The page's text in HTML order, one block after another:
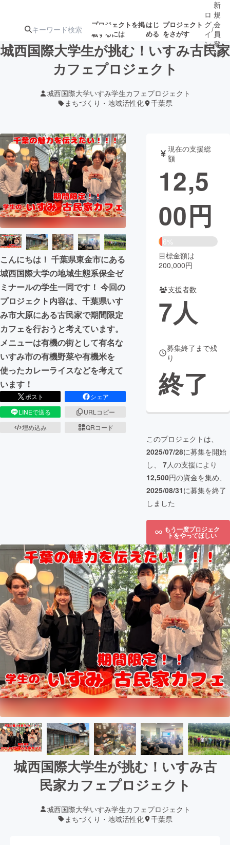
プロジェクトを掲
載するには
はじ
める
プロジェクト
をさがす
注目のリ
ターン
注目の新着プロ
ジェクト
募集終了が近いプ
ロジェクト
されます
アート・写真
テクノロジー・ガジェット
映像・映画 書籍・雑誌
ビジネス・起業
まちづくり・地域活性化
CAMPFIRE for Social Good
CAMPFIREふるさと納税machi-ya コミュニティ
ロ
グ
イ
ン
/
新
規
会
員
登
録
城西国際大学生が挑む！いすみ古民家
カフェプロジェクト
城西国際大学いすみ学生カフェプロジェクト
まちづくり・地域活性化
千葉県
こんにちは！ 千葉県東金市にある
城西国際大学の地域生態系保全ゼ
ミナールの学生一同です！ 今回の
プロジェクト内容は、千葉県いす
み市大原にある古民家で期間限定
カフェを行おうと考えています。
メニューは有機の街として有名な
いすみ市の有機野菜や有機米を
使ったカレーライスなどを考えて
います！
ポスト
シェア
LINEで送る
URLコピー
埋め込み
QRコード
現在の支援総
額
12,5
00円
6%
目標金額は
200,000円
支援者数
7人
募集終了まで残
り
終了
このプロジェクトは、
2025/07/28に募集を開始
し、 7人の支援により
12,500円の資金を集め、
2025/08/31に募集を終了
しました
もう一度プロジェク
トをやってほしい
城西国際大学生が挑む！いすみ古
民家カフェプロジェクト
城西国際大学いすみ学生カフェプロジェクト
まちづくり・地域活性化
千葉県